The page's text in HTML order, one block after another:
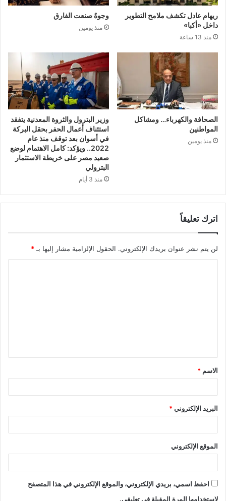
ريهام عادل تكشف ملامح التطوير
داخل «أكبا»
منذ 13 ساعة
وجوهٌ صنعت الفارق
منذ يومين
الصحافة والكهرباء… ومشاكل
المواطنين
منذ يومين
وزير البترول والثروة المعدنية يتفقد
استئناف أعمال الحفر بحقل البركة
في أسوان بعد توقف منذ عام
2022.. ويؤكد: كامل الاهتمام لوضع
صعيد مصر على خريطة الاستثمار
البترولي
منذ 3 أيام
اترك تعليقاً
لن يتم نشر عنوان بريدك الإلكتروني. الحقول الإلزامية مشار إليها بـ *
ق
*
الاسم *
البريد الإلكتروني*
الموقع الإلكتروني
احفظ اسمي، بريدي الإلكتروني، والموقع الإلكتروني في هذا المتصفح
لاستخدامها المرة المقبلة في تعليقي.